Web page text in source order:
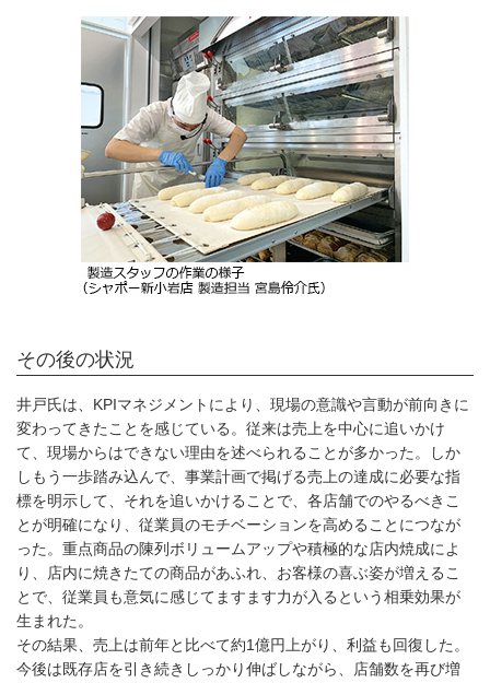
その後の状況
井戸氏は、KPIマネジメントにより、現場の意識や言動が前向きに
変わってきたことを感じている。従来は売上を中心に追いかけ
て、現場からはできない理由を述べられることが多かった。しか
しもう一歩踏み込んで、事業計画で掲げる売上の達成に必要な指
標を明示して、それを追いかけることで、各店舗でのやるべきこ
とが明確になり、従業員のモチベーションを高めることにつなが
った。重点商品の陳列ボリュームアップや積極的な店内焼成によ
り、店内に焼きたての商品があふれ、お客様の喜ぶ姿が増えるこ
とで、従業員も意気に感じてますます力が入るという相乗効果が
生まれた。
その結果、売上は前年と比べて約1億円上がり、利益も回復した。
今後は既存店を引き続きしっかり伸ばしながら、店舗数を再び増